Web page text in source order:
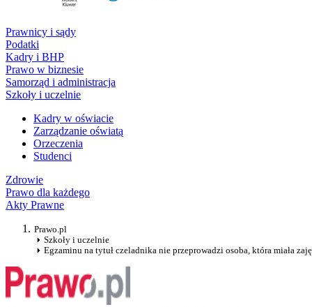
Prawnicy i sądy
Podatki
Kadry i BHP
Prawo w biznesie
Samorząd i administracja
Szkoły i uczelnie
Kadry w oświacie
Zarządzanie oświatą
Orzeczenia
Studenci
Zdrowie
Prawo dla każdego
Akty Prawne
Prawo.pl
Szkoły i uczelnie
Egzaminu na tytuł czeladnika nie przeprowadzi osoba, która miała